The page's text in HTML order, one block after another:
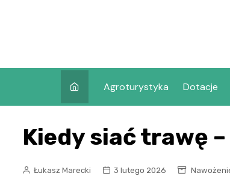
Agroturystyka Dotacje
Kiedy siać trawę
Łukasz Marecki 3 lutego 2026